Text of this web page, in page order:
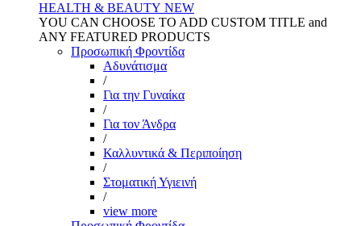
HEALTH & BEAUTY NEW
YOU CAN CHOOSE TO ADD CUSTOM TITLE and
ANY FEATURED PRODUCTS
Προσωπική Φροντίδα
Αδυνάτισμα
/
Για την Γυναίκα
/
Για τον Άνδρα
/
Καλλυντικά & Περιποίηση
/
Στοματική Υγιεινή
/
view more